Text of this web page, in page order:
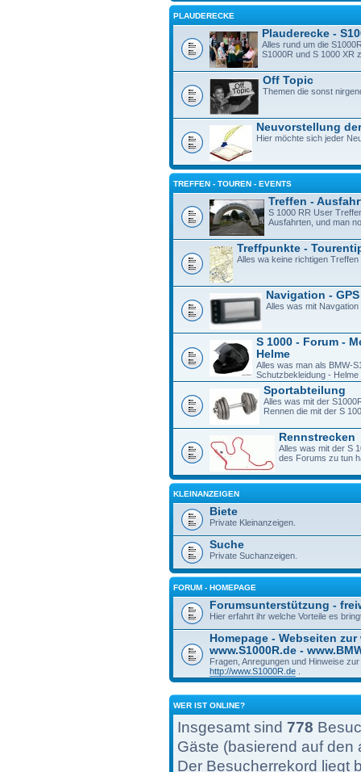
PLAUDERECKE
Plauderecke -
Alles rund um die
S1000R und S 1000 XR
Off Topic
Themen die sonst
Neuvorstellung
Hier möchte sich jeder
TREFFEN - TOUREN - EVENTS
Treffen -
S 1000 RR User
Ausfahrten, und man
Treffpunkte -
Alles wa keine richtigen Treffen
Navigation - GPS
Alles was mit
S 1000 - Forum -
Helme
Alles was man als BMW-
Schutzbekleidung -
Sportabteilung
Alles was mit der
Rennen die mit der S
Rennstrecken
Alles was mit der S
des Forums zu tun
KLEINANZEIGEN
Biete
Private Kleinanzeigen.
Suche
Private Suchanzeigen.
FORUM - HOMEPAGE
Forumsunterstützung -
Hier erfahrt ihr welche Vorteile es
Homepage - Webseiten zur
www.S1000R.de -
Fragen, Anregungen und Hinweise
http://www.S1000R.de
WER IST ONLINE?
Insgesamt sind 778
Gäste (basierend auf den
Der Besucherrekord liegt